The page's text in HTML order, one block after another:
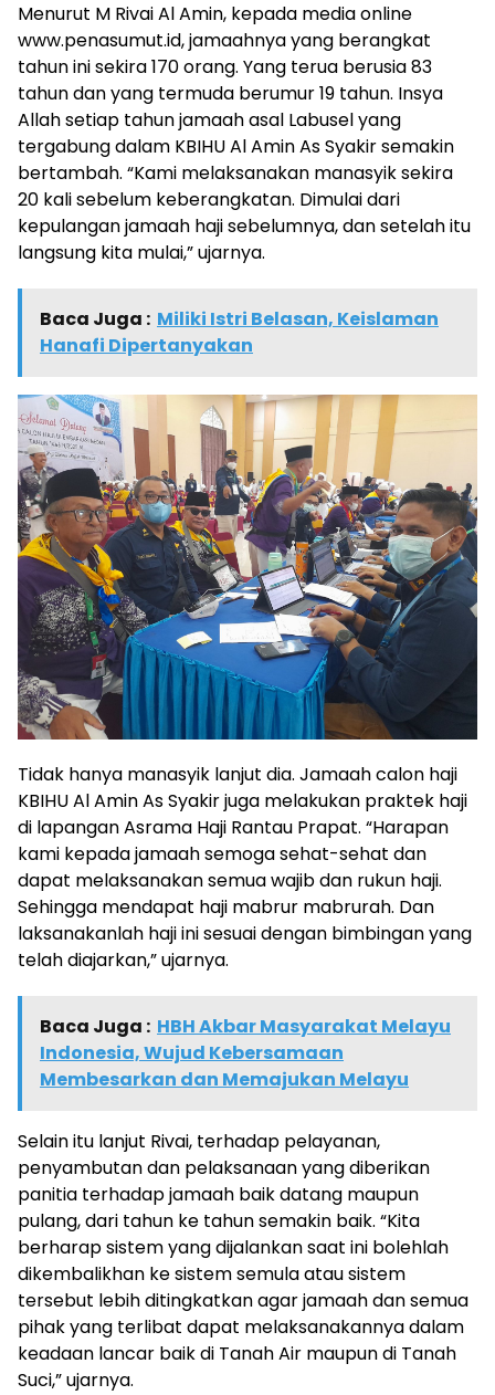
Menurut M Rivai Al Amin, kepada media online
www.penasumut.id, jamaahnya yang berangkat
tahun ini sekira 170 orang. Yang terua berusia 83
tahun dan yang termuda berumur 19 tahun. Insya
Allah setiap tahun jamaah asal Labusel yang
tergabung dalam KBIHU Al Amin As Syakir semakin
bertambah. “Kami melaksanakan manasyik sekira
20 kali sebelum keberangkatan. Dimulai dari
kepulangan jamaah haji sebelumnya, dan setelah itu
langsung kita mulai,” ujarnya.
Baca Juga : Miliki Istri Belasan, Keislaman
Hanafi Dipertanyakan
Tidak hanya manasyik lanjut dia. Jamaah calon haji
KBIHU Al Amin As Syakir juga melakukan praktek haji
di lapangan Asrama Haji Rantau Prapat. “Harapan
kami kepada jamaah semoga sehat-sehat dan
dapat melaksanakan semua wajib dan rukun haji.
Sehingga mendapat haji mabrur mabrurah. Dan
laksanakanlah haji ini sesuai dengan bimbingan yang
telah diajarkan,” ujarnya.
Baca Juga : HBH Akbar Masyarakat Melayu
Indonesia, Wujud Kebersamaan
Membesarkan dan Memajukan Melayu
Selain itu lanjut Rivai, terhadap pelayanan,
penyambutan dan pelaksanaan yang diberikan
panitia terhadap jamaah baik datang maupun
pulang, dari tahun ke tahun semakin baik. “Kita
berharap sistem yang dijalankan saat ini bolehlah
dikembalikhan ke sistem semula atau sistem
tersebut lebih ditingkatkan agar jamaah dan semua
pihak yang terlibat dapat melaksanakannya dalam
keadaan lancar baik di Tanah Air maupun di Tanah
Suci,” ujarnya.